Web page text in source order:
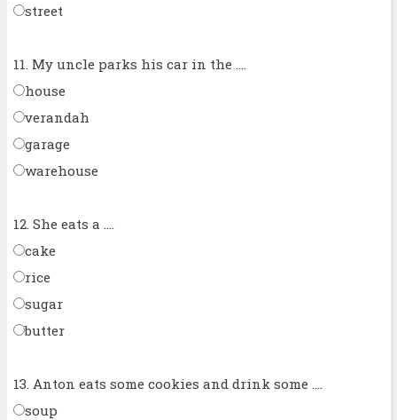
street
11. My uncle parks his car in the ....
house
verandah
garage
warehouse
12. She eats a ....
cake
rice
sugar
butter
13. Anton eats some cookies and drink some ....
soup